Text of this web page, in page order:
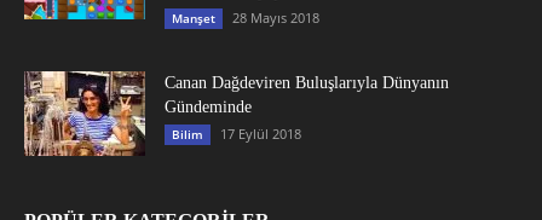
Manşet 28 Mayıs 2018
Canan Dağdeviren Buluşlarıyla Dünyanın
Gündeminde
Bilim 17 Eylül 2018